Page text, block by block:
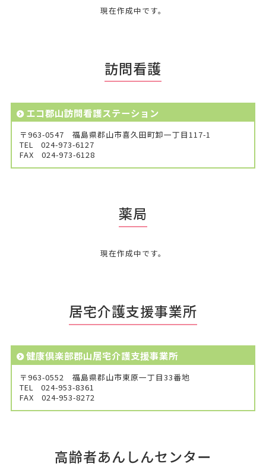
現在作成中です。
訪問看護
エコ郡山訪問看護ステーション
〒963-0547 福島県郡山市喜久田町卸一丁目117-1
TEL
024-973-6127
FAX
024-973-6128
薬局
現在作成中です。
居宅介護支援事業所
健康倶楽部郡山居宅介護支援事業所
〒963-0552 福島県郡山市東原一丁目33番地
TEL
024-953-8361
FAX
024-953-8272
高齢者あんしんセンター